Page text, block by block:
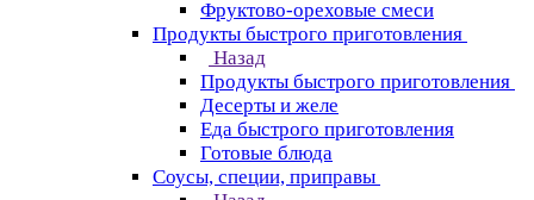
Фруктово-ореховые смеси
Продукты быстрого приготовления
Назад
Продукты быстрого приготовления
Десерты и желе
Еда быстрого приготовления
Готовые блюда
Соусы, специи, приправы